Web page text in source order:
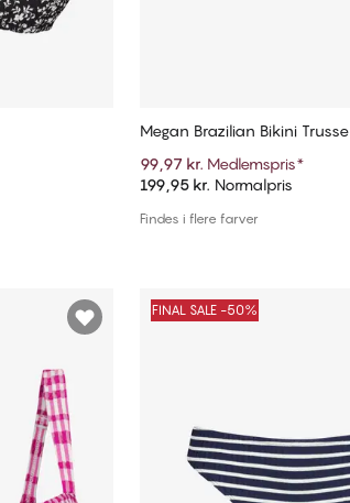
Tilføj til kurv
Megan Brazilian Bikini Trusse
99,97 kr. Medlemspris*
199,95 kr. Normalpris
Findes i flere farver
FINAL SALE -50%